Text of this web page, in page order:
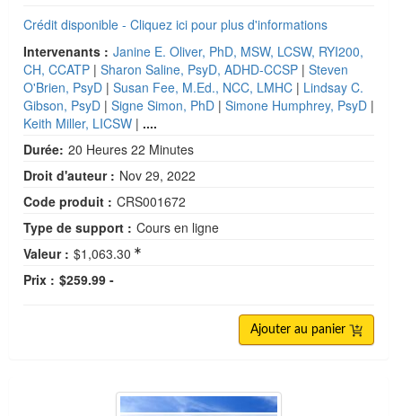
Crédit disponible - Cliquez ici pour plus d'informations
Intervenants : Janine E. Oliver, PhD, MSW, LCSW, RYI200,
CH, CCATP | Sharon Saline, PsyD, ADHD-CCSP | Steven
O'Brien, PsyD | Susan Fee, M.Ed., NCC, LMHC | Lindsay C.
Gibson, PsyD | Signe Simon, PhD | Simone Humphrey, PsyD |
Keith Miller, LICSW | ....
Durée: 20 Heures 22 Minutes
Droit d'auteur : Nov 29, 2022
Code produit : CRS001672
Type de support : Cours en ligne
Valeur : $1,063.30
Prix : $259.99 -
Ajouter au panier